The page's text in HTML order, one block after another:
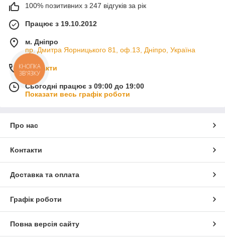
100% позитивних з 247 відгуків за рік
Працює з 19.10.2012
м. Дніпро
пр. Дмитра Яорницького 81, оф.13, Дніпро, Україна
Контакти
Сьогодні працює з 09:00 до 19:00
Показати весь графік роботи
Про нас
Контакти
Доставка та оплата
Графік роботи
Повна версія сайту
КНОПКА
ЗВ'ЯЗКУ